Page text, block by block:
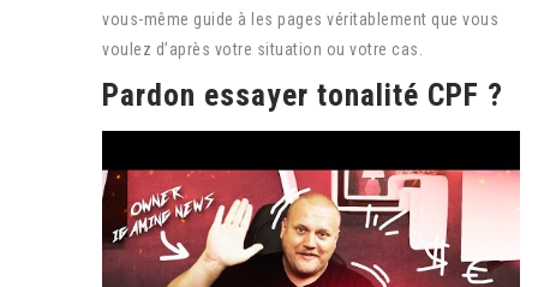
vous-même guide à les pages véritablement que vous
voulez d’après votre situation ou votre cas.
Pardon essayer tonalité CPF ?